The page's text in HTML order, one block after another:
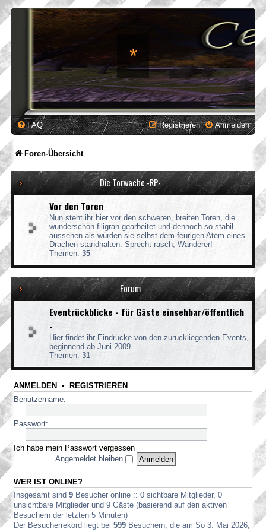
*
FAQ Anmelden
Registrieren
Foren-Übersicht
Die Torwache -RP-
Vor den Toren
Nun steht ihr hier vor den schweren, breiten Toren, die
wunderschön filigran gearbeitet und dennoch so stabil
aussehen als würden sie selbst dem feurigen Atem eines
Drachen standhalten. Sprecht rasch, Wanderer!
Themen: 35
Forum
Eventrückblicke - für Gäste einsehbar/öffentlich
-
Hier findet ihr Eindrücke von den zurückliegenden Events,
beginnend ab Juni 2009.
Themen: 31
ANMELDEN • REGISTRIEREN
Benutzername:
Passwort:
Ich habe mein Passwort vergessen
Angemeldet bleiben
WER IST ONLINE?
Insgesamt sind 9 Besucher online :: 0 sichtbare Mitglieder, 0
unsichtbare Mitglieder und 9 Gäste (basierend auf den aktiven
Besuchern der letzten 5 Minuten)
Der Besucherrekord liegt bei 599 Besuchern, die am So 3. Mai 2026,